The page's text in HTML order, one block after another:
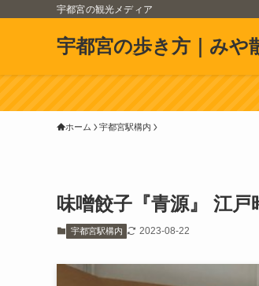
宇都宮の観光メディア
宇都宮の歩き方｜みや
ホーム 宇都宮駅構内
味噌餃子『青源』 江
宇都宮駅構内 2023-08-22